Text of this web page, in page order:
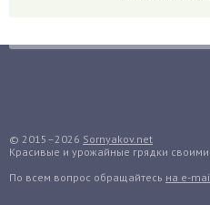
Гранат
Грядки
Гуава
© 2015–2026 Sornyakov.net
Красивые и урожайные грядки
По всем вопрос обращайтесь на e-